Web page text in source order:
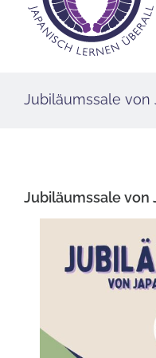
Jubiläumssale von
Jubiläumssale von